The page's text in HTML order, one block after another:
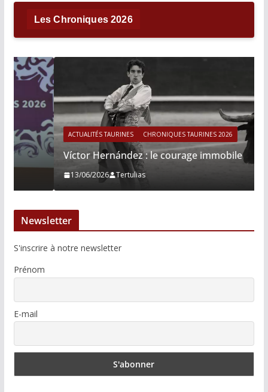
Les Chroniques 2026
ACTUALITÉS TAURINES CHRONIQUES TAURINES 2026
Víctor Hernández : le courage immobile
13/06/2026 Tertulias
Newsletter
S'inscrire à notre newsletter
Prénom
E-mail